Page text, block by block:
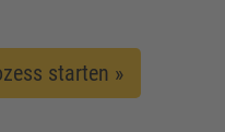
starten »